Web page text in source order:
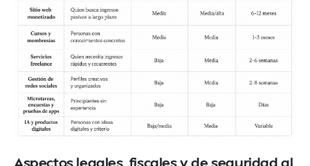
Aspectos legales, fiscales y de seguridad al